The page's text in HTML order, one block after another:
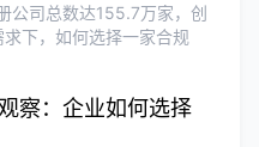
公司总数达155.7万家，创
下，如何选择一家合规
察：企业如何选择